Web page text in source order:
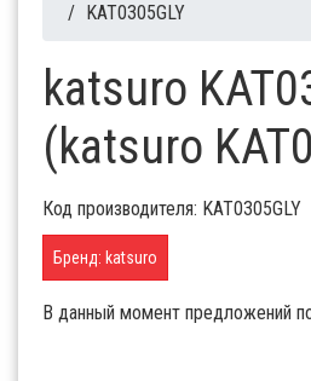
/ KAT0305GLY
katsuro
(katsuro
Код производителя: KAT0305GLY
Бренд: katsuro
В данный момент предложений